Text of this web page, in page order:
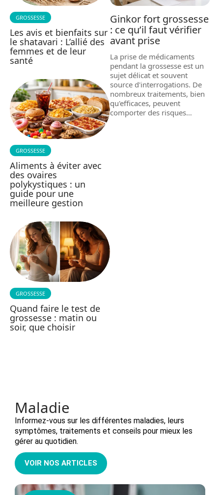
GROSSESSE
Les avis et bienfaits sur
le shatavari : L’allié des
femmes et de leur
santé
GROSSESSE
Aliments à éviter avec
des ovaires
polykystiques : un
guide pour une
meilleure gestion
GROSSESSE
Quand faire le test de
grossesse : matin ou
soir, que choisir
Ginkor fort grossesse
: ce qu’il faut vérifier
avant prise
La prise de médicaments
pendant la grossesse est un
sujet délicat et souvent
source d'interrogations. De
nombreux traitements, bien
qu'efficaces, peuvent
comporter des risques…
Maladie
Informez-vous sur les différentes maladies, leurs
symptômes, traitements et conseils pour mieux les
gérer au quotidien.
VOIR NOS ARTICLES